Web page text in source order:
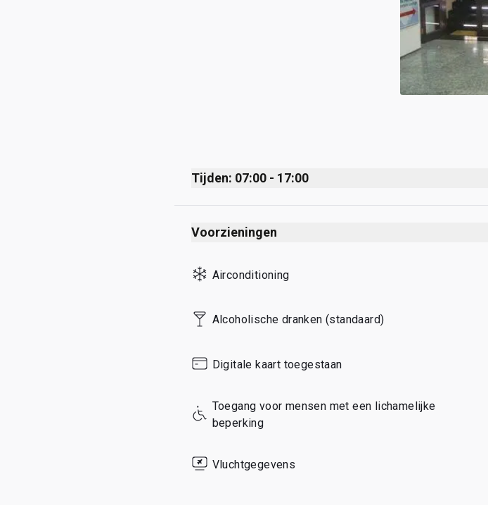
Tijden: 07:00 - 17:00
Monday
Tuesday
Thursday
Friday
Sunday
Voorzieningen
Airconditioning
Alcoholische dranken (standaard)
Digitale kaart toegestaan
Toegang voor mensen met een lichamelijke
beperking
Vluchtgegevens